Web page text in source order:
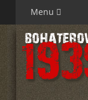
Menu